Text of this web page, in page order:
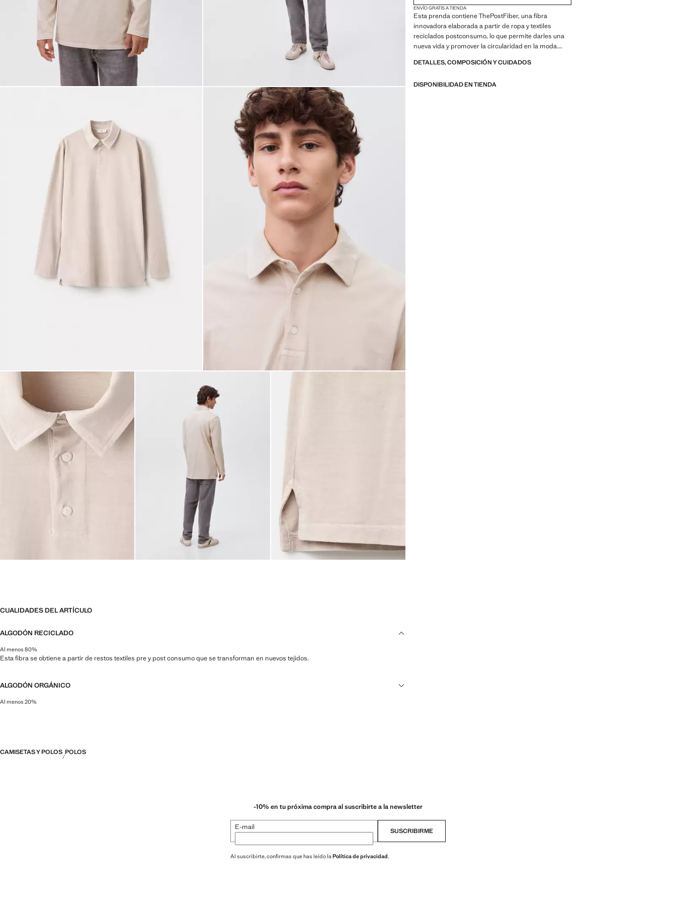
ENVÍO GRATIS A TIENDA
Esta prenda contiene ThePostFiber, una fibra
innovadora elaborada a partir de ropa y textiles
reciclados postconsumo, lo que permite darles una
nueva vida y promover la circularidad en la moda.
Diseño recto. Cuello polo con cierre de botones.
DETALLES, COMPOSICIÓN Y CUIDADOS
DISPONIBILIDAD EN TIENDA
CUALIDADES DEL ARTÍCULO
ALGODÓN RECICLADO
Al menos 80%
Esta fibra se obtiene a partir de restos textiles pre y post consumo que se transforman en nuevos tejidos.
ALGODÓN ORGÁNICO
Al menos 20%
CAMISETAS Y POLOS POLOS
-10% en tu próxima compra al suscribirte a la newsletter
E-mail SUSCRIBIRME
Al suscribirte, confirmas que has leído la Política de privacidad.